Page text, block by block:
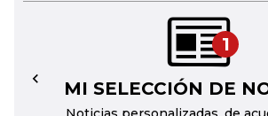
1
MI SELECCIÓN DE
←